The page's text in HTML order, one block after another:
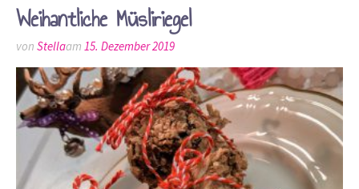
Weihantliche Müsliriegel
von Stellaam 15. Dezember 2019